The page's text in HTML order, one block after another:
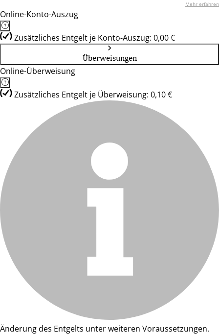
Mehr erfahren
Online-Konto-Auszug
Zusätzliches Entgelt je Konto-Auszug: 0,00 €
Überweisungen
Online-Überweisung
Zusätzliches Entgelt je Überweisung: 0,10 €
Änderung des Entgelts unter weiteren Voraussetzungen.